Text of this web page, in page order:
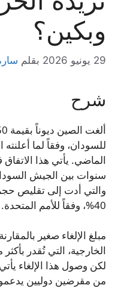
وبكين؟
29 يونيو 2026 بقلم
شرح
للسودان، وفقاً لما أعلنته
الماضي. يأتي هذا
سنوات بين الجيش
والتي أدت إلى تقليص
40%، وفقاً للأمم المتحدة.
مبلغ الإلغاء صغير
لكن وصول هذا الإلغاء
من مقرضين دوليين